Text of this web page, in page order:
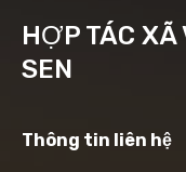
HỢP TÁC XÃ
SEN
Thông tin liên hệ